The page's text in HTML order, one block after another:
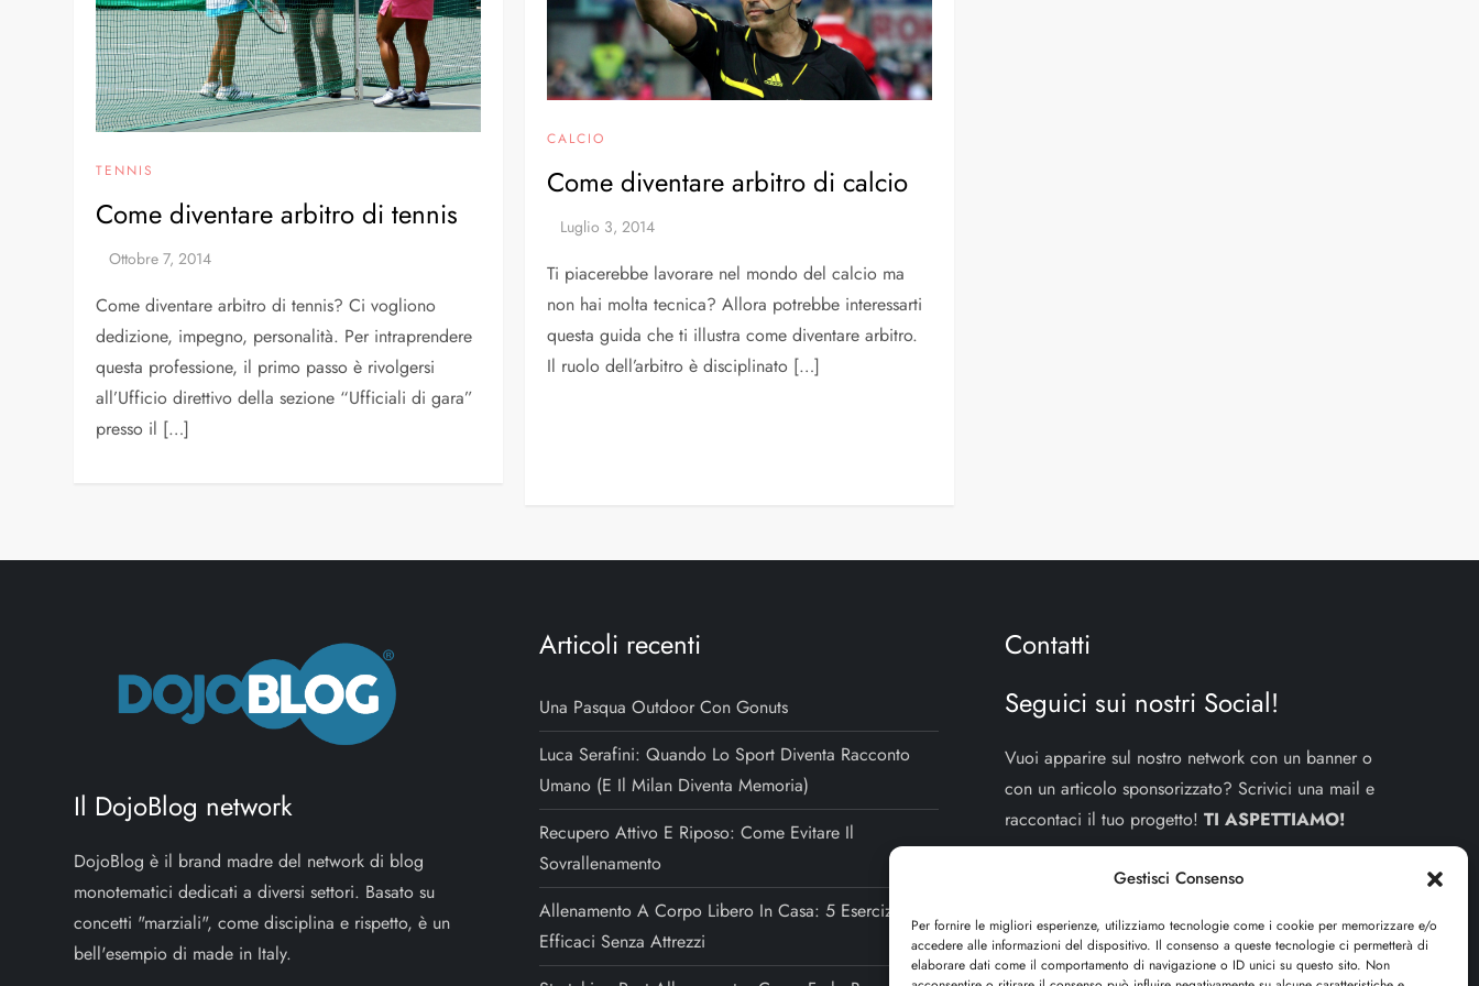
Gestisci Consenso
Per fornire le migliori esperienze, utilizziamo tecnologie come i cookie per memorizzare e/o
accedere alle informazioni del dispositivo. Il consenso a queste tecnologie ci permetterà di
elaborare dati come il comportamento di navigazione o ID unici su questo sito. Non
TENNIS
Come diventare arbitro di tennis
Come diventare arbitro di tennis? Ci vogliono
dedizione, impegno, personalità. Per intraprendere
questa professione, il primo passo è rivolgersi
all’Ufficio direttivo della sezione “Ufficiali di gara”
presso il […]
CALCIO
Come diventare arbitro di calcio
Ti piacerebbe lavorare nel mondo del calcio ma
non hai molta tecnica? Allora potrebbe interessarti
questa guida che ti illustra come diventare arbitro.
Il ruolo dell’arbitro è disciplinato […]
Il DojoBlog network
DojoBlog è il brand madre del network di blog
monotematici dedicati a diversi settori. Basato su
concetti "marziali", come disciplina e rispetto, è un
bell'esempio di made in Italy.
Articoli recenti
Una Pasqua Outdoor Con Gonuts
Luca Serafini: Quando Lo Sport Diventa Racconto
Umano (e Il Milan Diventa Memoria)
Recupero Attivo E Riposo: Come Evitare Il
Sovrallenamento
Allenamento A Corpo Libero In Casa: 5 Esercizi
Efficaci Senza Attrezzi
Contatti
Seguici sui nostri Social!
Vuoi apparire sul nostro network con un banner o
con un articolo sponsorizzato? Scrivici una mail e
raccontaci il tuo progetto!TI ASPETTIAMO!
info e contatti:staff@dojoblog.it
dojouomo.it è un progetto facente parte del network
dojoblog.it di proprietà dellaReadMore ADVcon